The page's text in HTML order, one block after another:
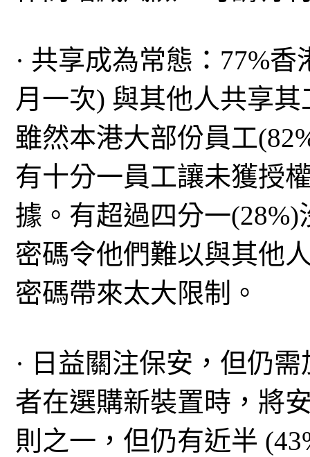
· 共享成為常態：77%
月一次) 與其他人共享
雖然本港大部份員工
有十分一員工讓未獲授
據。有超過四分一
密碼令他們難以與其他
密碼帶來太大限制。
· 日益關注保安，但仍
者在選購新裝置時，將
則之一，但仍有近半